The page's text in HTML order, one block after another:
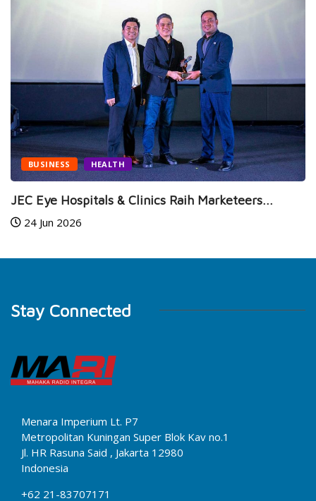
BUSINESS HEALTH
JEC Eye Hospitals & Clinics Raih Marketeers...
24 Jun 2026
Stay Connected
Menara Imperium Lt. P7
Metropolitan Kuningan Super Blok Kav no.1
Jl. HR Rasuna Said , Jakarta 12980
Indonesia
+62 21-83707171